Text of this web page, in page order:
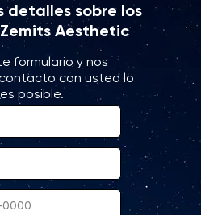
detalles sobre los
Aesthetic
formulario y nos
con usted lo
posible.